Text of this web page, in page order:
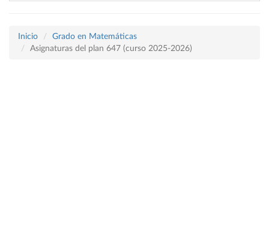
Inicio
Grado en Matemáticas
Asignaturas del plan 647 (curso 2025-2026)